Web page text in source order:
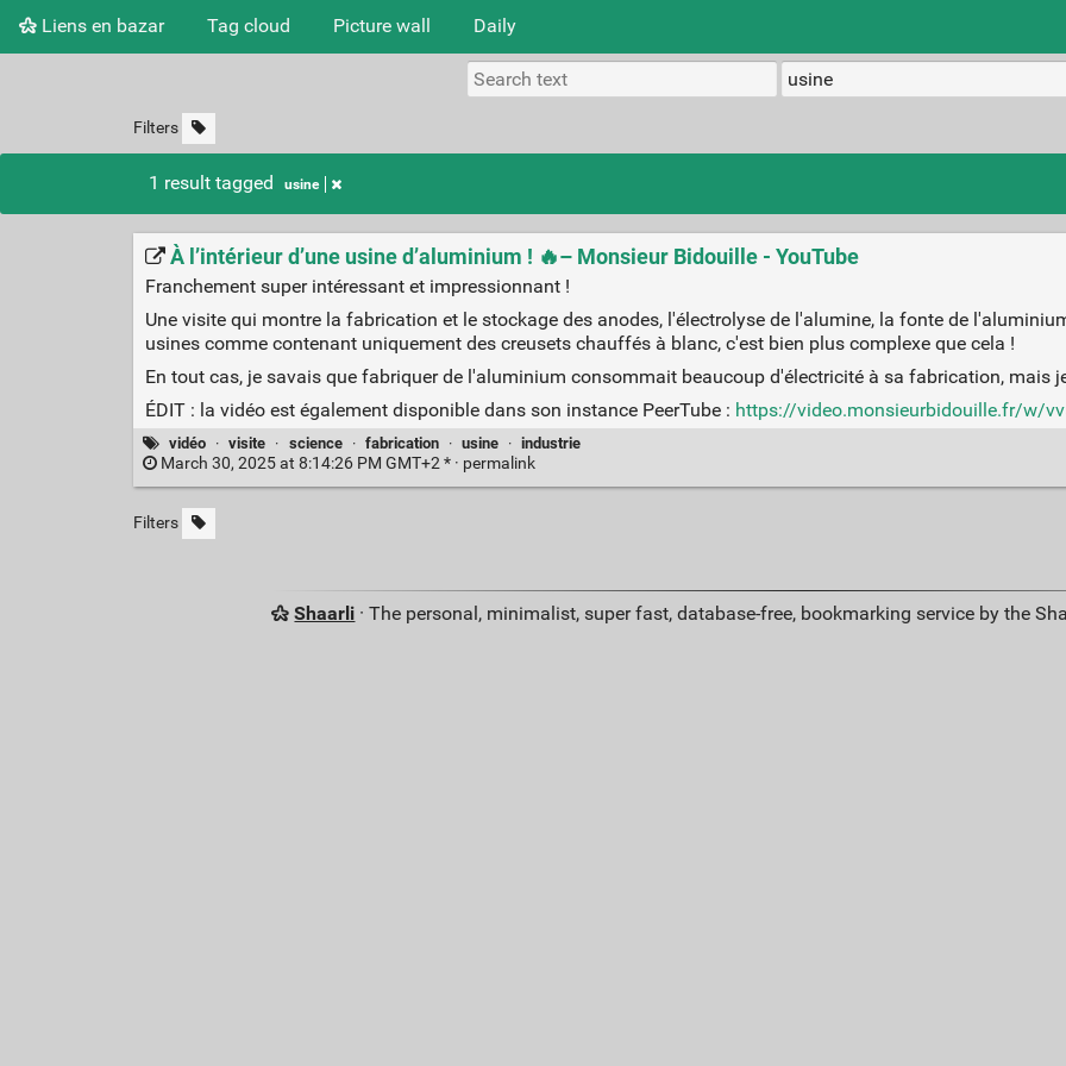
Liens en bazar Tag cloud Picture wall Daily
Filters
1 result tagged usine
À l’intérieur d’une usine d’aluminium ! 🔥– Monsieur Bidouille - YouTube
Franchement super intéressant et impressionnant !
Une visite qui montre la fabrication et le stockage des anodes, l'électrolyse de l'alumine, la fonte de
usines comme contenant uniquement des creusets chauffés à blanc, c'est bien plus complexe que cela !
En tout cas, je savais que fabriquer de l'aluminium consommait beaucoup d'électricité à sa fabrication, mais
ÉDIT : la vidéo est également disponible dans son instance PeerTube : https://video.monsieurbidouille.fr/w/
vidéo · visite · science · fabrication · usine · industrie
March 30, 2025 at 8:14:26 PM GMT+2 * · permalink
Filters
Shaarli · The personal, minimalist, super fast, database-free, bookmarking service by the